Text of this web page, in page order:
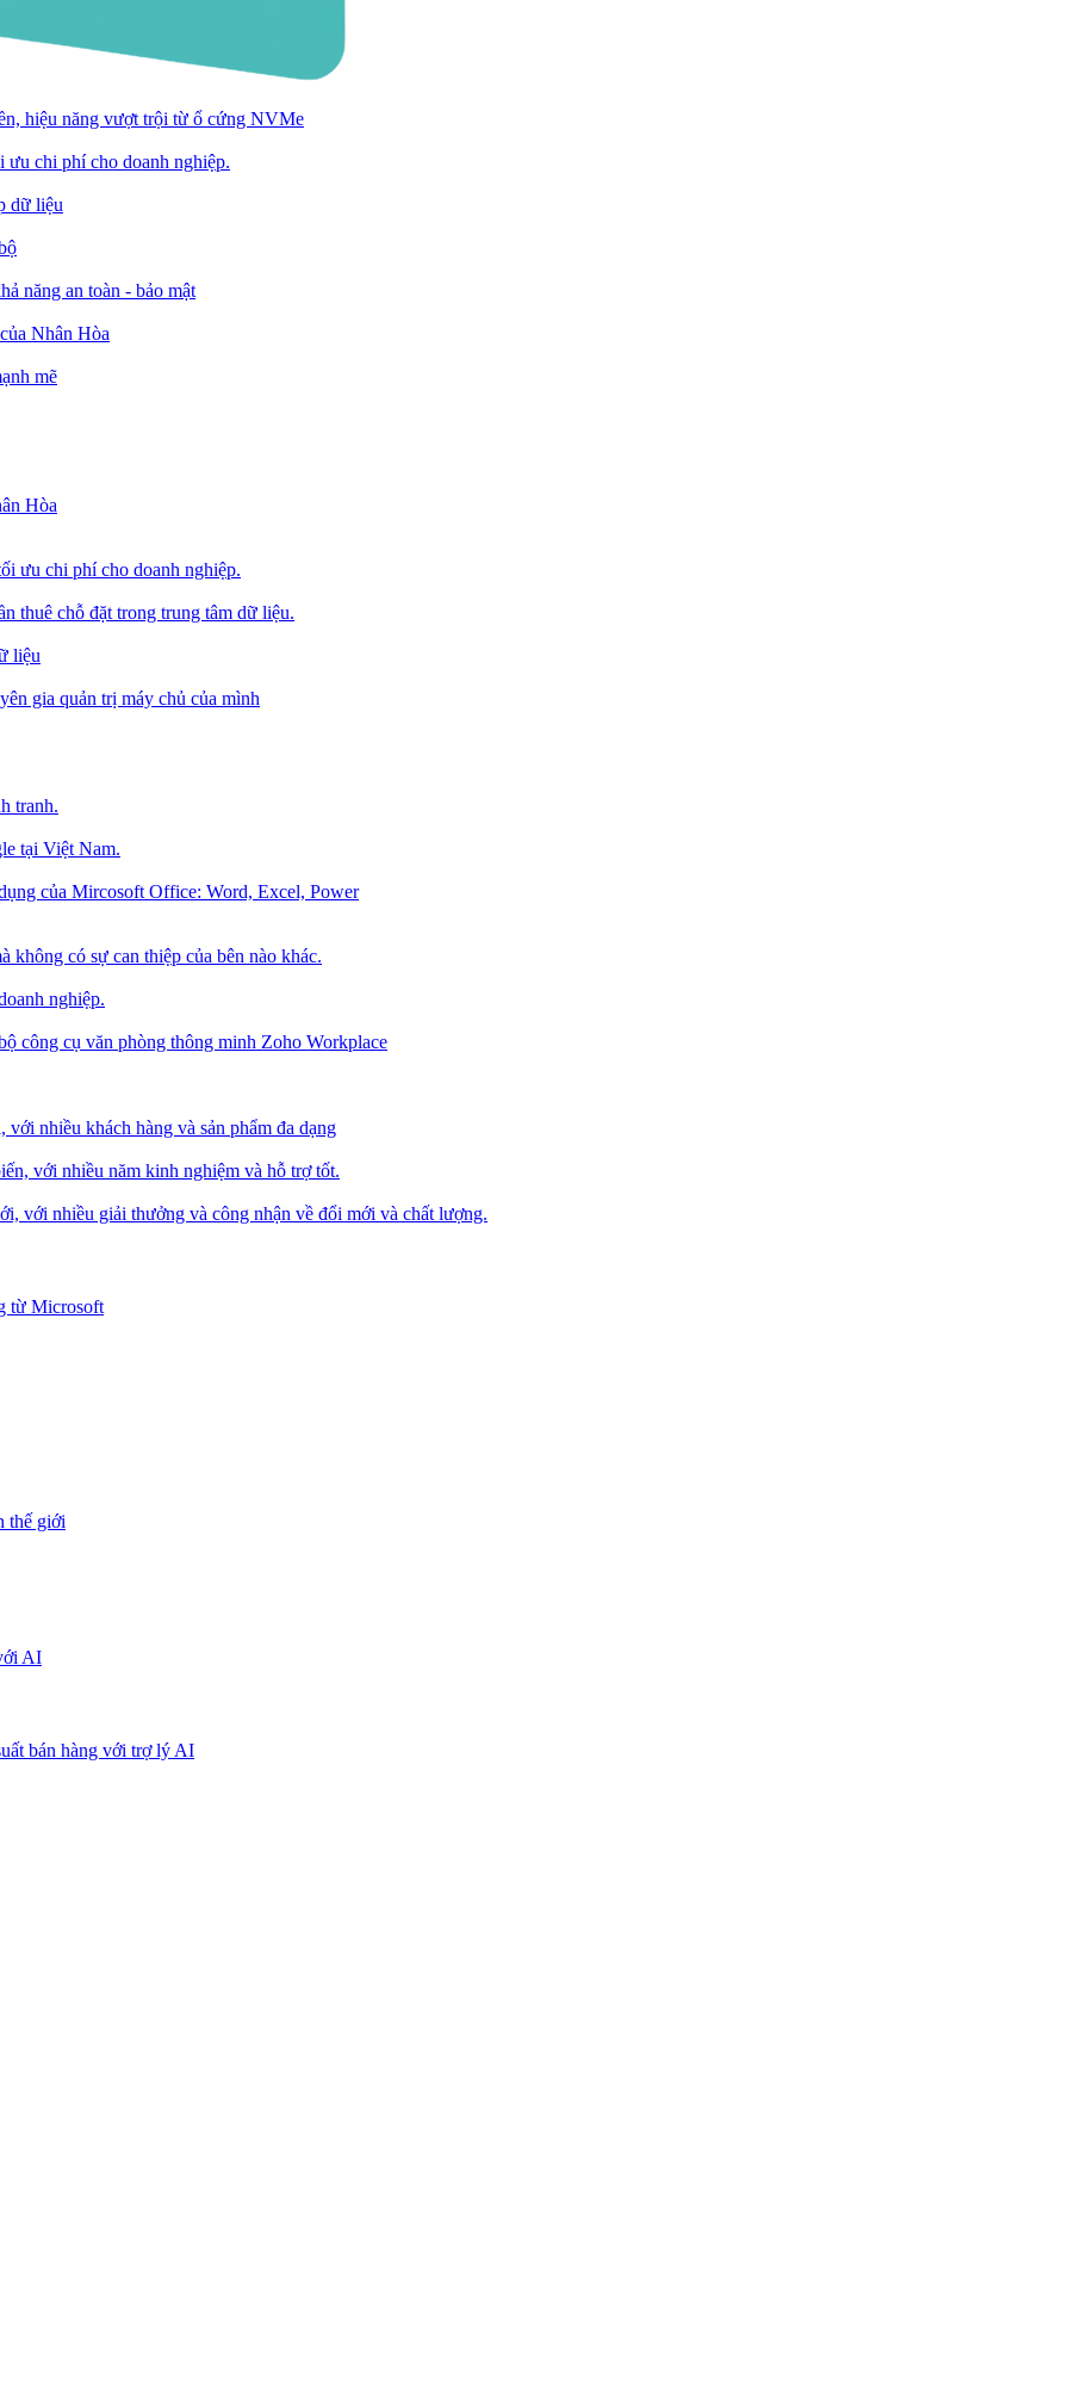
hiệu năng vượt trội từ ổ cứng NVMe
ưu chi phí cho doanh nghiệp.
dữ liệu
năng an toàn - bảo mật
Nhân Hòa
mẽ
Hòa
ưu chi phí cho doanh nghiệp.
thuê chỗ đặt trong trung tâm dữ liệu.
liệu
gia quản trị máy chủ của mình
tranh.
tại Việt Nam.
của Mircosoft Office: Word, Excel, Power
không có sự can thiệp của bên nào khác.
nghiệp.
công cụ văn phòng thông minh Zoho Workplace
nhiều khách hàng và sản phẩm đa dạng
với nhiều năm kinh nghiệm và hỗ trợ tốt.
với nhiều giải thưởng và công nhận về đổi mới và chất lượng.
từ Microsoft
thế giới
AI
bán hàng với trợ lý AI